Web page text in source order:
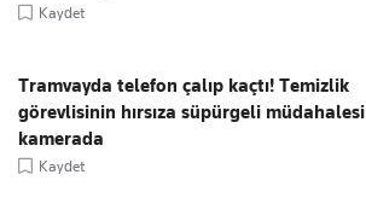
Kaydet
Tramvayda telefon çalıp kaçtı! Temizlik
görevlisinin hırsıza süpürgeli müdahalesi
kamerada
Kaydet